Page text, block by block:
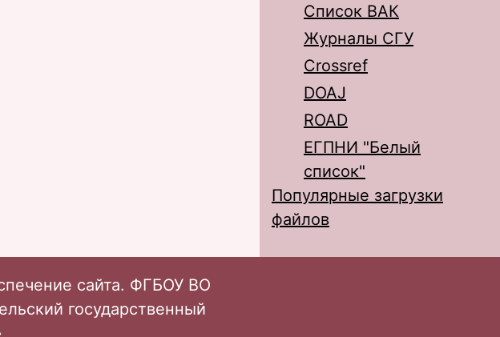
Список ВАК
Журналы СГУ
Crossref
DOAJ
ROAD
ЕГПНИ "Белый
список"
Популярные загрузки
файлов
сайта. ФГБОУ ВО
государственный